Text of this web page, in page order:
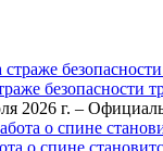
безопасности
2026 г. –